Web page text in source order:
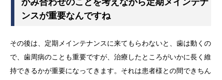
ンスが重要なんですね
その後は、定期メインテナンスに来てもらわないと、歯は動くの
で、歯周病のことも重要ですが、治療したところがいかに長く維
持できるかが重要になってきます。それは患者様との間できちん